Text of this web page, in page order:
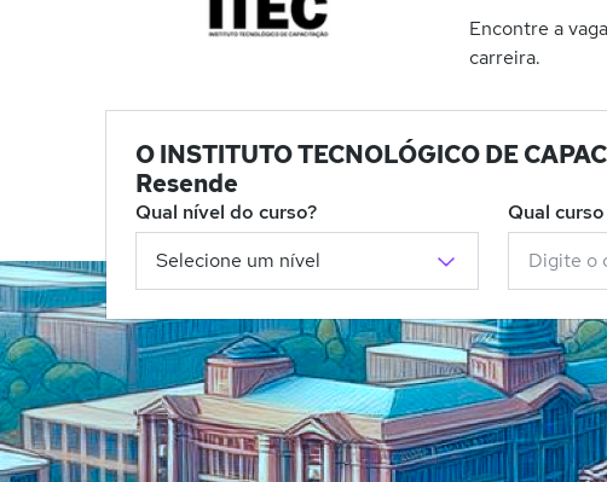
Encontre a
carreira.
O INSTITUTO TECNOLÓGICO DE
Resende
Qual nível do curso? Qual